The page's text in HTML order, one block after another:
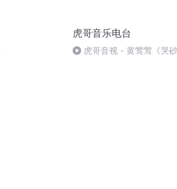
虎哥音乐电台
虎哥音视 - 黄莺莺《哭砂